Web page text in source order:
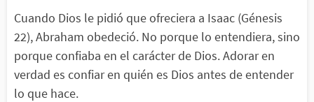
Cuando Dios le pidió que ofreciera a Isaac (Génesis
22), Abraham obedeció. No porque lo entendiera, sino
porque confiaba en el carácter de Dios. Adorar en
verdad es confiar en quién es Dios antes de entender
lo que hace.